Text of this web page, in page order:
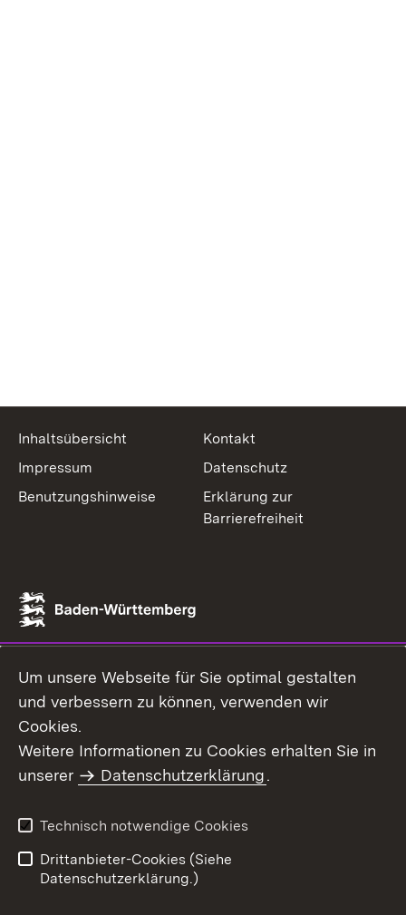
Inhaltsübersicht
Kontakt
Impressum
Datenschutz
Benutzungshinweise
Erklärung zur
Barrierefreiheit
Um unsere Webseite für Sie optimal gestalten
und verbessern zu können, verwenden wir
Cookies.
Weitere Informationen zu Cookies erhalten Sie in
unserer
Datenschutzerklärung.
Technisch notwendige Cookies
Drittanbieter-Cookies (Siehe
Datenschutzerklärung.)